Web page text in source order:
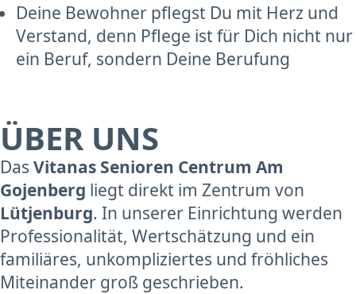
Deine Bewohner pflegst Du mit Herz und
Verstand, denn Pflege ist für Dich nicht nur
ein Beruf, sondern Deine Berufung
ÜBER UNS
Das Vitanas Senioren Centrum Am
Gojenberg liegt direkt im Zentrum von
Lütjenburg. In unserer Einrichtung werden
Professionalität, Wertschätzung und ein
familiäres, unkompliziertes und fröhliches
Miteinander groß geschrieben.